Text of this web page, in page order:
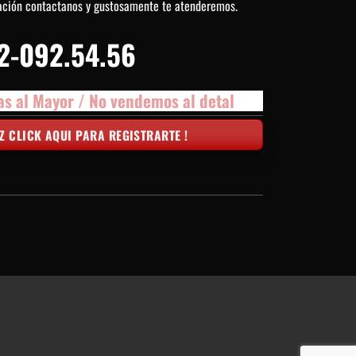
contactanos y gustosamente te atenderemos.
092.54.56
al Mayor / No vendemos al detal
CLICK AQUI PARA REGISTRARTE !